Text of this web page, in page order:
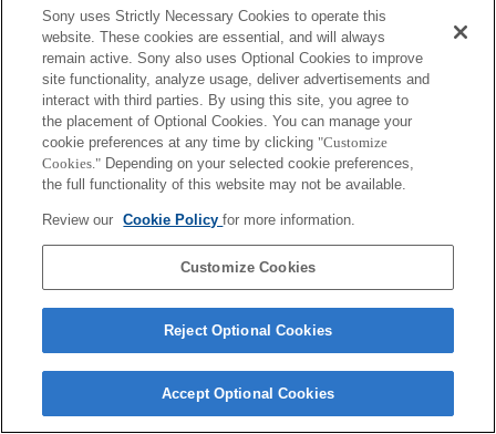
Dźwięk przesłony nagrywany jest za pomocą mikrofonu wewnętrznego.
Funkcja Lens Comp [Kompensacja obiektywu] nie działa.
Kompensacja drgań jest dostępna w przypadku 3 osi (tzw. kąty RPY) za pomocą
funkcji SteadyShot INSIDE.
Dźwięki, które wydają obiektywy, np. podczas ogniskowania lub zoomu, mogą
zostać nagrane w trakcie filmowania.
Zmiana przysłony podczas nagrywania może spowodować hałas lub rozjaśnić ekran
w trakcie pracy.
Mimo że można wykonywać automatyczne ustawianie ostrości, czasami trudno jest
ustawić ostrość na obiekcie przy użyciu tej funkcji podczas rejestrowania ujęć przy
słabym oświetleniu lub przy obiekcie znajdującym się w rogach ekranu albo przy
Copyright 2026 Sony Corporation
Sony uses Strictly Necessary Cookies to operate this
website. These cookies are essential, and will always
remain active. Sony also uses Optional Cookies to improve
site functionality, analyze usage, deliver advertisements and
interact with third parties. By using this site, you agree to
the placement of Optional Cookies. You can manage your
cookie preferences at any time by clicking "Customize
Cookies." Depending on your selected cookie preferences,
the full functionality of this website may not be available.
Review our Cookie Policyfor more information.
Customize Cookies
Reject Optional Cookies
Accept Optional Cookies